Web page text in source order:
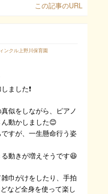
この記事のURL
ンクル上野川保育園
ました❗
似をしながら、ピアノ
動かしました😊
すが、一生懸命行う姿
動きが増えそうです😆
巾がけをしたり、手拍
など全身を使って楽し